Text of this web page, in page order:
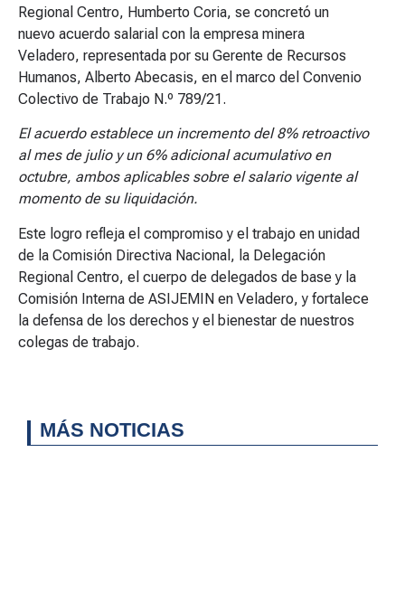
Regional Centro, Humberto Coria, se concretó un
nuevo acuerdo salarial con la empresa minera
Veladero, representada por su Gerente de Recursos
Humanos, Alberto Abecasis, en el marco del Convenio
Colectivo de Trabajo N.º 789/21.
El acuerdo establece un incremento del 8% retroactivo
al mes de julio y un 6% adicional acumulativo en
octubre, ambos aplicables sobre el salario vigente al
momento de su liquidación.
Este logro refleja el compromiso y el trabajo en unidad
de la Comisión Directiva Nacional, la Delegación
Regional Centro, el cuerpo de delegados de base y la
Comisión Interna de ASIJEMIN en Veladero, y fortalece
la defensa de los derechos y el bienestar de nuestros
colegas de trabajo.
MÁS NOTICIAS